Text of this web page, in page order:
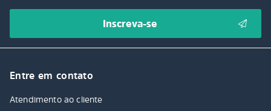
Entre em contato
Atendimento ao cliente